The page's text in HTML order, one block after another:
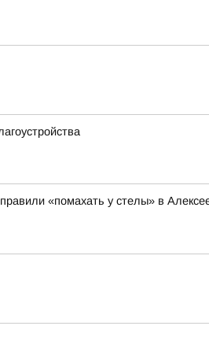
«помахать у стелы» в